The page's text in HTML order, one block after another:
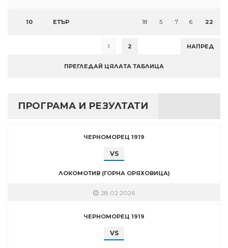
10 ЕТЪР 18 5 7 6 22
1 2 НАПРЕД
ПРЕГЛЕДАЙ ЦЯЛАТА ТАБЛИЦА
ПРОГРАМА И РЕЗУЛТАТИ
ЧЕРНОМОРЕЦ 1919
VS
ЛОКОМОТИВ (ГОРНА ОРЯХОВИЦА)
28.02.2026
ЧЕРНОМОРЕЦ 1919
VS